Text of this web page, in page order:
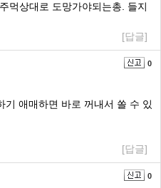
먹상대로 도망가야되는총. 들지
[답글]
0
애매하면 바로 꺼내서 쏠 수 있
[답글]
0